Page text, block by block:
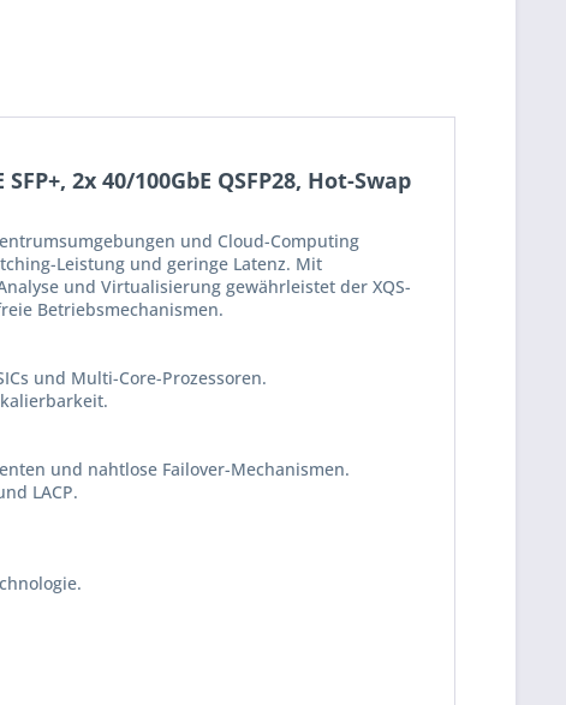
2x 40/100GbE QSFP28, Hot-Swap
und Cloud-Computing
Leistung und geringe Latenz. Mit
und Virtualisierung gewährleistet der XQS-
Betriebsmechanismen.
und Multi-Core-Prozessoren.
und nahtlose Failover-Mechanismen.
LACP.